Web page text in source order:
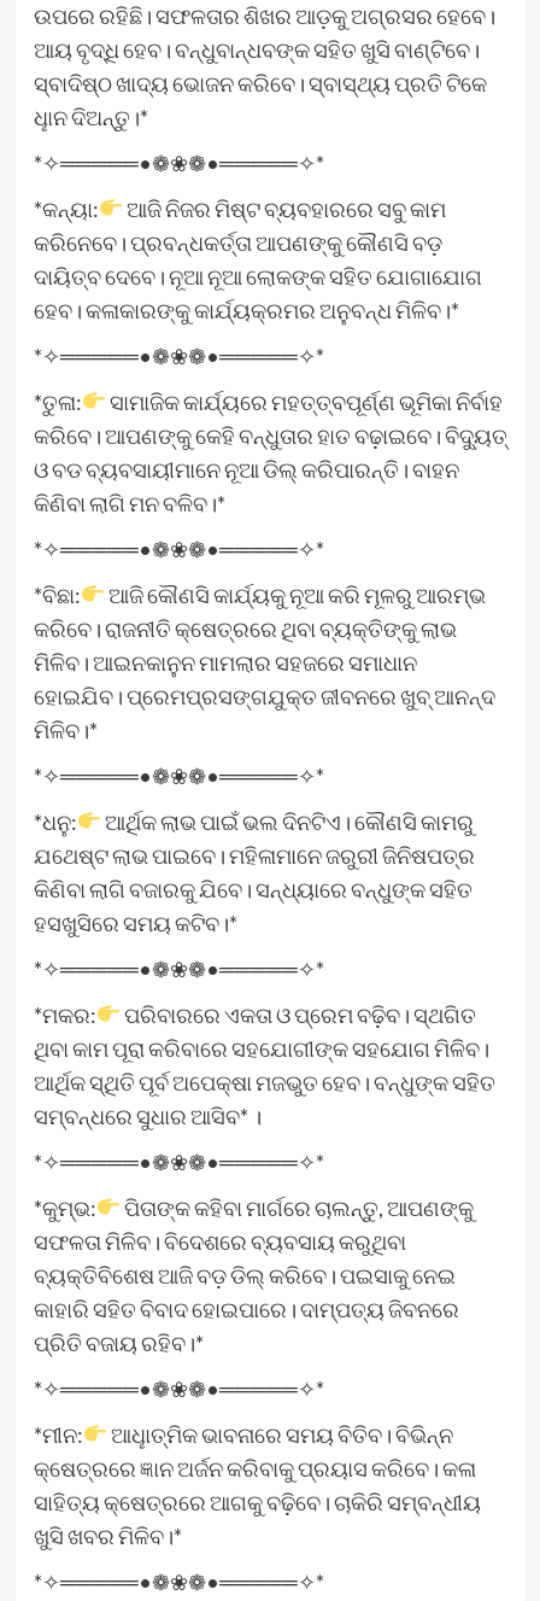
ଉପରେ ରହିଛି। ସଫଳତାର ଶିଖର ଆଡ଼କୁ ଅଗ୍ରସର ହେବେ।
ଆୟ ବୃଦ୍ଧି ହେବ। ବନ୍ଧୁବାନ୍ଧବଙ୍କ ସହିତ ଖୁସି ବାଣ୍ଟିବେ।
ସ୍ବାଦିଷ୍ଠ ଖାଦ୍ୟ ଭୋଜନ କରିବେ। ସ୍ବାସ୍ଥ୍ୟ ପ୍ରତି ଟିକେ
ଧୢାନ ଦିଅନ୍ତୁ।*
*✧═════•❁❀❁•═════✧*
*କନ୍ୟା:
ଆଜି ନିଜର ମିଷ୍ଟ ବ୍ୟବହାରରେ ସବୁ କାମ
କରିନେବେ। ପ୍ରବନ୍ଧକର୍ତ୍ତା ଆପଣଙ୍କୁ କୌଣସି ବଡ଼
ଦାୟିତ୍ବ ଦେବେ। ନୂଆ ନୂଆ ଲୋକଙ୍କ ସହିତ ଯୋଗାଯୋଗ
ହେବ। କଳାକାରଙ୍କୁ କାର୍ଯ୍ୟକ୍ରମର ଅନୁବନ୍ଧ ମିଳିବ।*
*✧═════•❁❀❁•═════✧*
*ତୁଳା:
ସାମାଜିକ କାର୍ଯ୍ୟରେ ମହତ୍ତ୍ବପୂର୍ଣ୍ଣ ଭୂମିକା ନିର୍ବାହ
କରିବେ। ଆପଣଙ୍କୁ କେହି ବନ୍ଧୁତାର ହାତ ବଢ଼ାଇବେ। ବିଦ୍ୟୁତ୍
ଓ ବଡ ବ୍ୟବସାୟୀମାନେ ନୂଆ ଡିଲ୍‌ କରିପାରନ୍ତି। ବାହନ
କିଣିବା ଲାଗି ମନ ବଳିବ।*
*✧═════•❁❀❁•═════✧*
*ବିଛା:
ଆଜି କୌଣସି କାର୍ଯ୍ୟକୁ ନୂଆ କରି ମୂଳରୁ ଆରମ୍ଭ
କରିବେ। ରାଜନୀତି କ୍ଷେତ୍ରରେ ଥିବା ବ୍ୟକ୍ତିଙ୍କୁ ଲାଭ
ମିଳିବ। ଆଇନକାନୁନ ମାମଲାର ସହଜରେ ସମାଧାନ
ହୋଇଯିବ। ପ୍ରେମପ୍ରସଙ୍ଗଯୁକ୍ତ ଜୀବନରେ ଖୁବ୍‌ ଆନନ୍ଦ
ମିଳିବ।*
*✧═════•❁❀❁•═════✧*
*ଧନୁ:
ଆର୍ଥିକ ଲାଭ ପାଇଁ ଭଲ ଦିନଟିଏ। କୌଣସି କାମରୁ
ଯଥେଷ୍ଟ ଲାଭ ପାଇବେ। ମହିଳାମାନେ ଜରୁରୀ ଜିନିଷପତ୍ର
କିଣିବା ଲାଗି ବଜାରକୁ ଯିବେ। ସନ୍ଧ୍ୟାରେ ବନ୍ଧୁଙ୍କ ସହିତ
ହସଖୁସିରେ ସମୟ କଟିବ।*
*✧═════•❁❀❁•═════✧*
*ମକର:
ପରିବାରରେ ଏକତା ଓ ପ୍ରେମ ବଢ଼ିବ। ସ୍ଥଗିତ
ଥିବା କାମ ପୂରା କରିବାରେ ସହଯୋଗୀଙ୍କ ସହଯୋଗ ମିଳିବ।
ଆର୍ଥିକ ସ୍ଥିତି ପୂର୍ବ ଅପେକ୍ଷା ମଜଭୁତ ହେବ। ବନ୍ଧୁଙ୍କ ସହିତ
ସମ୍ବନ୍ଧରେ ସୁଧାର ଆସିବ* ।
*✧═════•❁❀❁•═════✧*
*କୁମ୍ଭ:
ପିତାଙ୍କ କହିବା ମାର୍ଗରେ ଚାଲନ୍ତୁ, ଆପଣଙ୍କୁ
ସଫଳତା ମିଳିବ। ବିଦେଶରେ ବ୍ୟବସାୟ କରୁଥିବା
ବ୍ୟକ୍ତିବିଶେଷ ଆଜି ବଡ଼ ଡିଲ୍‌ କରିବେ। ପଇସାକୁ ନେଇ
କାହାରି ସହିତ ବିବାଦ ହୋଇପାରେ। ଦାମ୍ପତ୍ୟ ଜିବନରେ
ପ୍ରିତି ବଜାୟ ରହିବ।*
*✧═════•❁❀❁•═════✧*
*ମୀନ:
ଆଧୢାତ୍ମିକ ଭାବନାରେ ସମୟ ବିତିବ। ବିଭିନ୍ନ
କ୍ଷେତ୍ରରେ ଜ୍ଞାନ ଅର୍ଜନ କରିବାକୁ ପ୍ରୟାସ କରିବେ। କଳା
ସାହିତ୍ୟ କ୍ଷେତ୍ରରେ ଆଗକୁ ବଢ଼ିବେ। ଚାକିରି ସମ୍ବନ୍ଧୀୟ
ଖୁସି ଖବର ମିଳିବ।*
*✧═════•❁❀❁•═════✧*